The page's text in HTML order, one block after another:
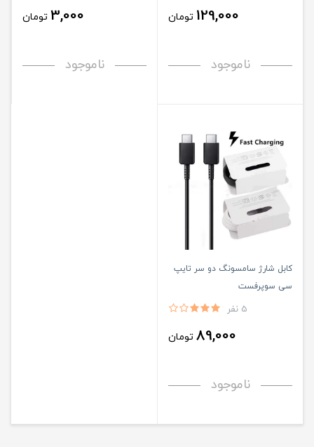
129,000 تومان
ناموجود
3,000 تومان
ناموجود
کابل شارژ سامسونگ دو سر تایپ
سی سوپرفست
5 نفر
89,000 تومان
ناموجود